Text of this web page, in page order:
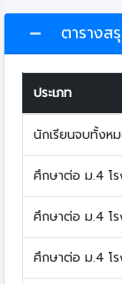
ตารางส
ประเภท
นักเรียนจบทั้งห
ศึกษาต่อ ม.4 โร
ศึกษาต่อ ม.4 โ
ศึกษาต่อ ม.4 โ